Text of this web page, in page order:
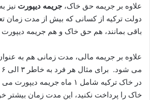
علاوه بر جریمه حق خاک، جریمه دیپورت نیز
دولت ترکیه از کسانی که بیش از مدت زمان
باقی بمانند، هم حق خاک و هم جریمه
علاوه بر جریمه مالی، مدت زمانی هم به
در خاک ترکیه شامل ۱ ماه
خاک را پرداخت نکنید، این مدت زمان بیشتر